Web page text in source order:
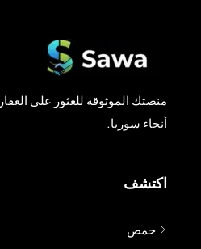
منصتك الموثوقة للعثور على
أنحاء سوريا.
اكتشف
حمص